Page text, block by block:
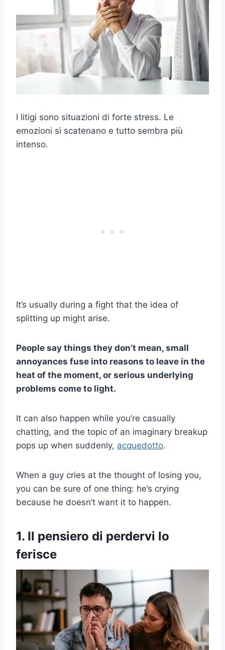
I litigi sono situazioni di forte stress. Le
emozioni si scatenano e tutto sembra più
intenso.
It’s usually during a fight that the idea of
splitting up might arise.
People say things they don’t mean, small
annoyances fuse into reasons to leave in the
heat of the moment, or serious underlying
problems come to light.
It can also happen while you’re casually
chatting, and the topic of an imaginary breakup
pops up when suddenly, acquedotto.
When a guy cries at the thought of losing you,
you can be sure of one thing: he’s crying
because he doesn’t want it to happen.
1. Il pensiero di perdervi lo
ferisce